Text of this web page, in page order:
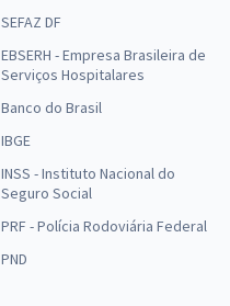
SEFAZ DF
EBSERH - Empresa Brasileira de
Serviços Hospitalares
Banco do Brasil
IBGE
INSS - Instituto Nacional do
Seguro Social
PRF - Polícia Rodoviária Federal
PND